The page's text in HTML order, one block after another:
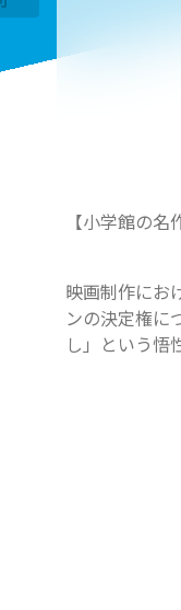
【小学館の名
映画制作にお
ンの決定権に
し」という悟